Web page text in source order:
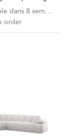
Disponible dans 8 semaines
order